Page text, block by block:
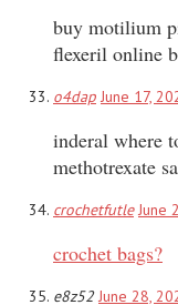
buy motilium
flexeril online
o4dap June 17,
inderal where
methotrexate
crochetfutle June
crochet bags?
e8z52June 28,